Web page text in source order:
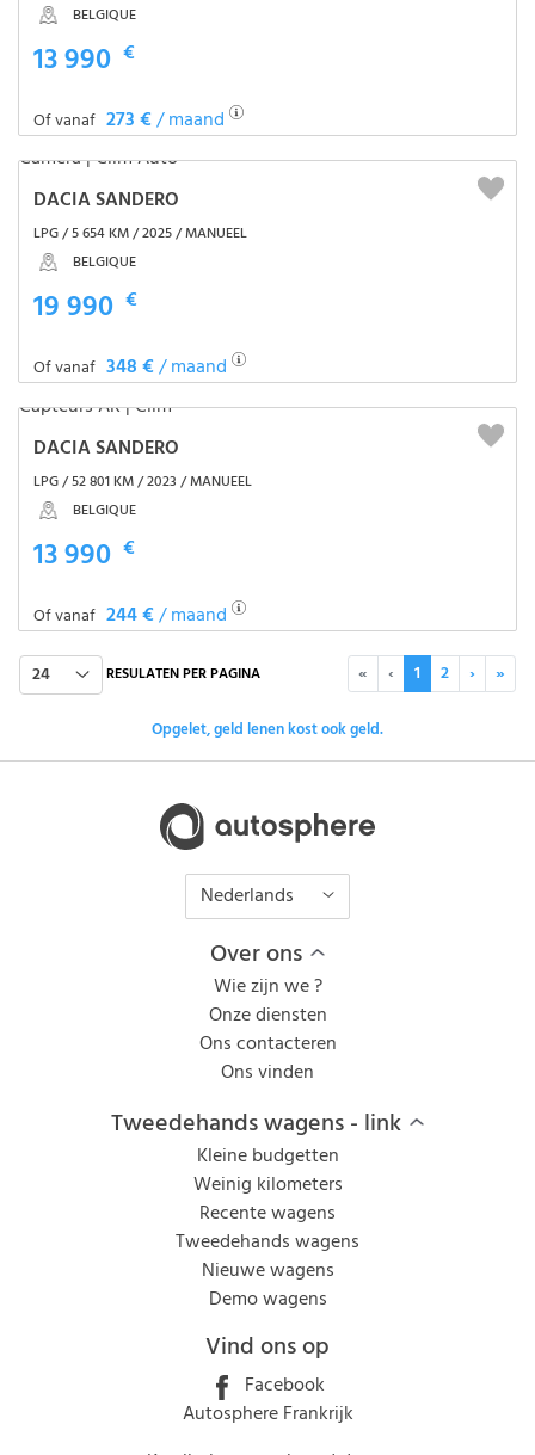
BELGIQUE
13 990 €
Of vanaf 273 €/ maand
DACIA SANDERO
LPG / 5 654 KM / 2025 / MANUEEL
BELGIQUE
19 990 €
Of vanaf 348 €/ maand
DACIA SANDERO
LPG / 52 801 KM / 2023 / MANUEEL
BELGIQUE
13 990 €
Of vanaf 244 €/ maand
24 RESULATEN PER PAGINA « ‹ 1 2 › »
Opgelet, geld lenen kost ook geld.
Nederlands
Over ons
Wie zijn we ?
Onze diensten
Ons contacteren
Ons vinden
Tweedehands wagens - link
Kleine budgetten
Weinig kilometers
Recente wagens
Tweedehands wagens
Nieuwe wagens
Demo wagens
Vind ons op
Facebook
Autosphere Frankrijk